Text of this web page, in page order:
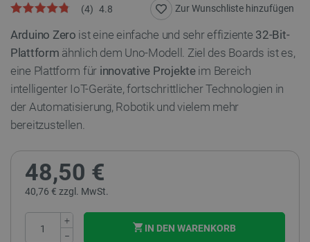
4.8
(4) Zur Wunschliste hinzufügen
Arduino Zero ist eine einfache und sehr effiziente 32-Bit-
Plattform ähnlich dem Uno-Modell. Ziel des Boards ist es,
eine Plattform für innovative Projekteim Bereich
intelligenter IoT-Geräte, fortschrittlicher Technologien in
der Automatisierung, Robotik und vielem mehr
bereitzustellen.
48,50 €
40,76 € zzgl. MwSt.
+
−
IN DEN WARENKORB